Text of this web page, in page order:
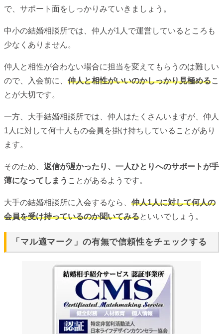
で、サポート面をしっかりみていきましょう。
中小の結婚相談所では、仲人が1人で運営しているところも
少なくありません。
仲人と相性が合わない場合に担当を変えてもらうのは難しい
ので、入会前に、 仲人と相性がいいのかしっかり見極めるこ
とが大切です。
一方、大手結婚相談所では、仲人はたくさんいますが、仲人
1人に対して何十人もの会員を掛け持ちしていることがあり
ます。
そのため、 返信が遅かったり、一人ひとりへのサポートが手
薄になってしまう ことがあるようです。
大手の結婚相談所に入会するなら、 仲人1人に対して何人の
会員を受け持っているのか聞いてみるといいでしょう。
「マル適マーク」の有無で信頼性をチェックする